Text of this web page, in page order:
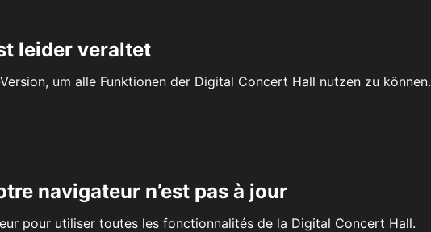
leider veraltet
um alle Funktionen der Digital Concert Hall nutzen zu können.
navigateur n’est pas à jour
pour utiliser toutes les fonctionnalités de la Digital Concert Hall.